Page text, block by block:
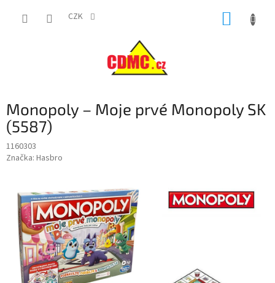
CZK
Monopoly – Moje prvé Monopoly SK
(5587)
1160303
Značka: Hasbro